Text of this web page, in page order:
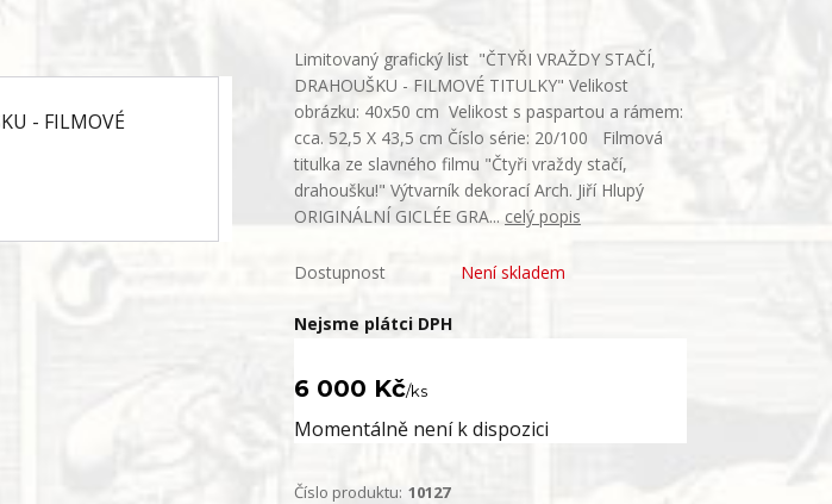
Limitovaný grafický list "ČTYŘI VRAŽDY STAČÍ,
DRAHOUŠKU - FILMOVÉ TITULKY" Velikost
obrázku: 40x50 cm Velikost s paspartou a rámem:
cca. 52,5 X 43,5 cm Číslo série: 20/100 Filmová
titulka ze slavného filmu "Čtyři vraždy stačí,
drahoušku!" Výtvarník dekorací Arch. Jiří Hlupý
ORIGINÁLNÍ GICLÉE GRA... celý popis
Dostupnost Není skladem
Nejsme plátci DPH
6 000 Kč/ks
Momentálně není k dispozici
Číslo produktu: 10127